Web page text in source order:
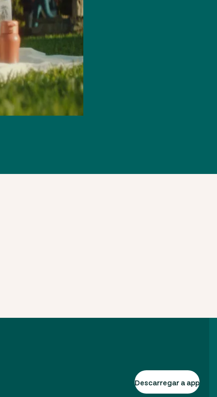
Descarregar a app